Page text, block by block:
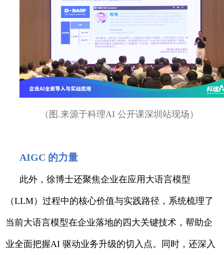
（图.来源于科理AI 公开课深圳站现场）
AIGC 的力量
此外，徐博士还聚焦企业在应用大语言模型
（LLM）过程中的核心价值与实践路径，系统梳理了
当前大语言模型在企业落地的四大关键技术，帮助企
业全面把握AI 驱动业务升级的切入点。同时，还深入